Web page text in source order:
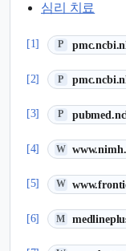
심리 치료
[1] P
(새 탭에서 열
[2] P
(새 탭에서 열
[3] P
(새 탭에서
[4] W
(새 탭에서
[5] W
(새 탭에서
[6] M
(새 탭에서